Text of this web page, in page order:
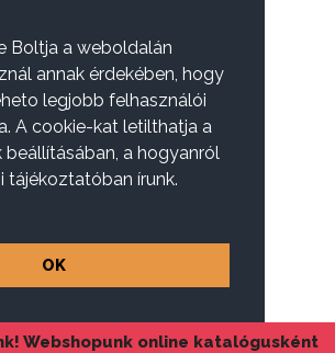
Boltja a weboldalán
annak érdekében, hogy
legjobb felhasználói
A cookie-kat letilthatja a
a hogyanról
tájékoztatóban írunk.
OK
Webshopunk online katalógusként